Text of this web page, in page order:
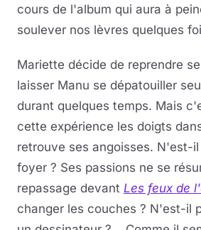
cours de l'album qui aura à
soulever nos lèvres quelques
Mariette décide de reprendre
laisser Manu se dépatouiller
durant quelques temps. Mais
cette expérience les doigts
retrouve ses angoisses. N'est-
foyer ? Ses passions ne se
repassage devant Les feux de
changer les couches ? N'est-il